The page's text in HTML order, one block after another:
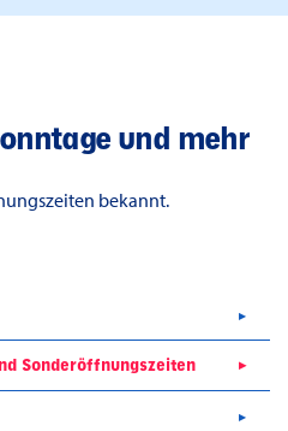
und mehr
bekannt.
Sonderöffnungszeiten